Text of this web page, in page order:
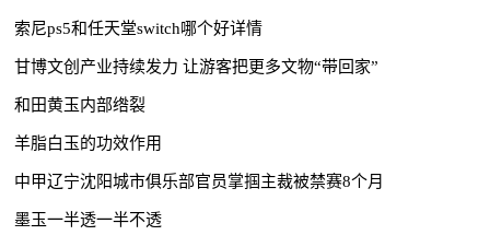
索尼ps5和任天堂switch哪个好详情
甘博文创产业持续发力 让游客把更多文物“带回家”
和田黄玉内部绺裂
羊脂白玉的功效作用
中甲辽宁沈阳城市俱乐部官员掌掴主裁被禁赛8个月
墨玉一半透一半不透